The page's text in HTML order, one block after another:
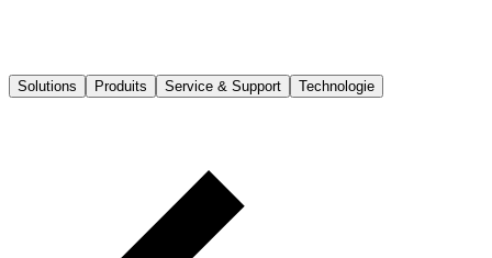
Solutions Produits Service & Support Technologie